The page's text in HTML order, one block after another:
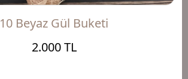
10 Beyaz Gül Buketi
2.000 TL